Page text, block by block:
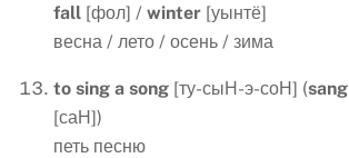
fall [фол] / winter [уынтё]
весна / лето / осень / зима
to sing a song [ту-сыН-э-соН] (sang
[саН])
петь песню